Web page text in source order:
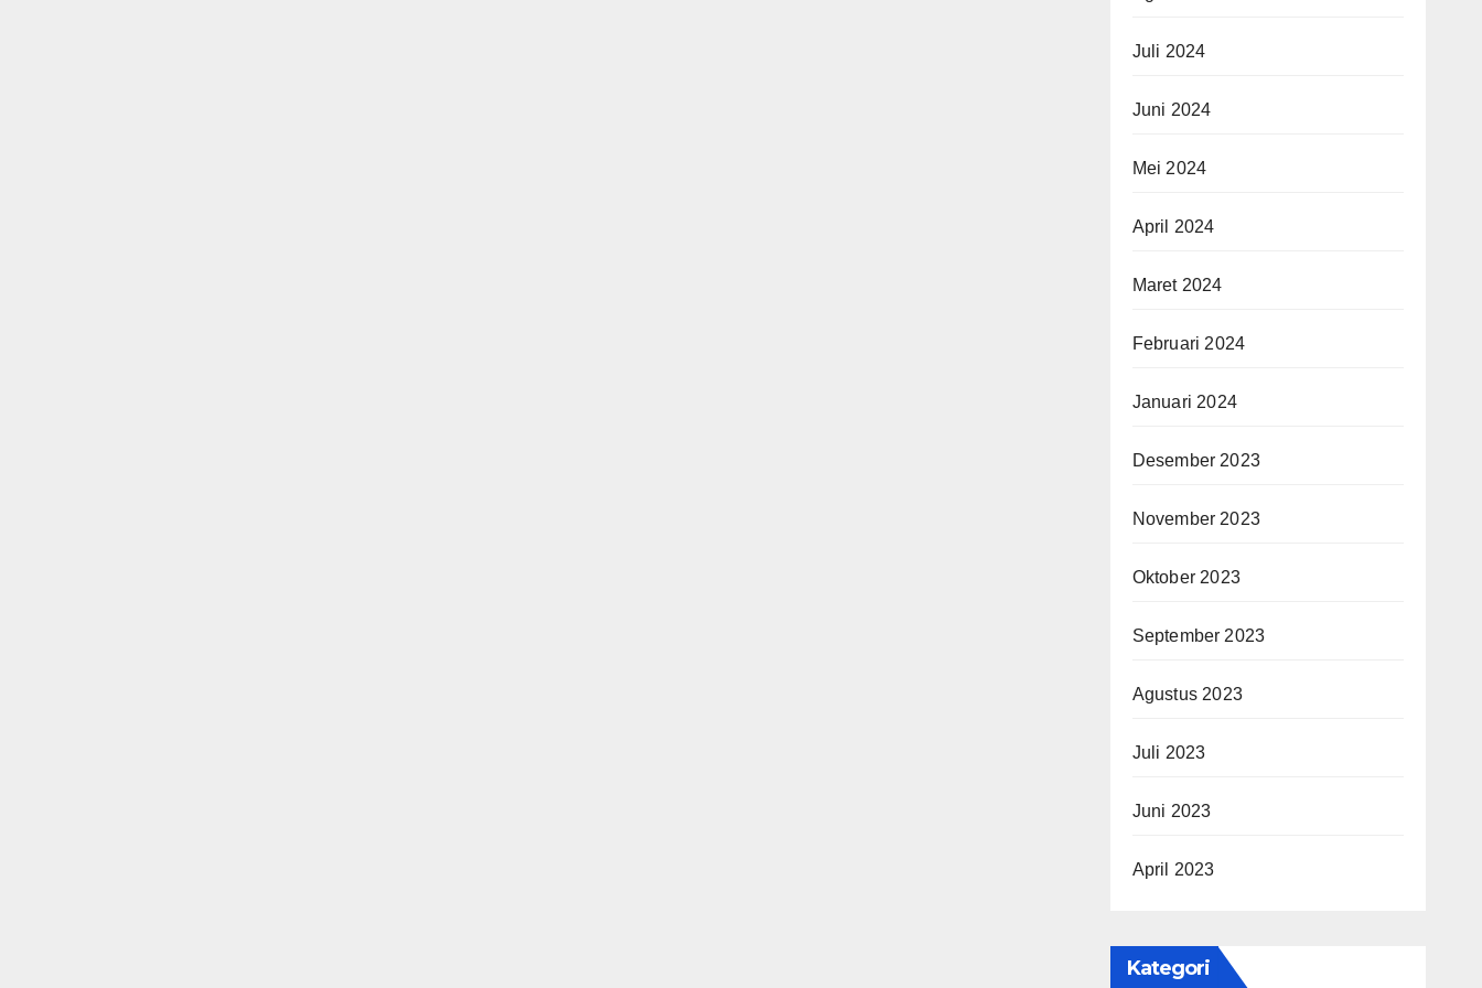
Juli 2024
Juni 2024
Mei 2024
April 2024
Maret 2024
Februari 2024
Januari 2024
Desember 2023
November 2023
Oktober 2023
September 2023
Agustus 2023
Juli 2023
Juni 2023
April 2023
Kategori